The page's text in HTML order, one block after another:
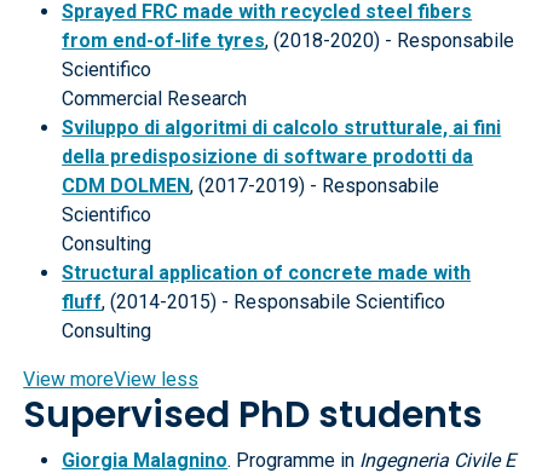
Sprayed FRC made with recycled steel fibers
from end-of-life tyres, (2018-2020) - Responsabile
Scientifico
Commercial Research
Sviluppo di algoritmi di calcolo strutturale, ai fini
della predisposizione di software prodotti da
CDM DOLMEN, (2017-2019) - Responsabile
Scientifico
Consulting
Structural application of concrete made with
fluff, (2014-2015) - Responsabile Scientifico
Consulting
View moreView less
Supervised PhD students
Giorgia Malagnino. Programme in Ingegneria Civile E